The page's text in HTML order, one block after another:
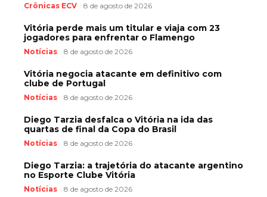
Crônicas ECV 8 de agosto de 2026
Vitória perde mais um titular e viaja com 23
jogadores para enfrentar o Flamengo
Notícias 8 de agosto de 2026
Vitória negocia atacante em definitivo com
clube de Portugal
Notícias 8 de agosto de 2026
Diego Tarzia desfalca o Vitória na ida das
quartas de final da Copa do Brasil
Notícias 8 de agosto de 2026
Diego Tarzia: a trajetória do atacante argentino
no Esporte Clube Vitória
Notícias 8 de agosto de 2026